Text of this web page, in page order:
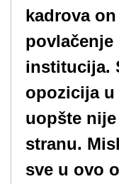
kadrova
institucija.
opozicija
uopšte
stranu.
sve u ovo